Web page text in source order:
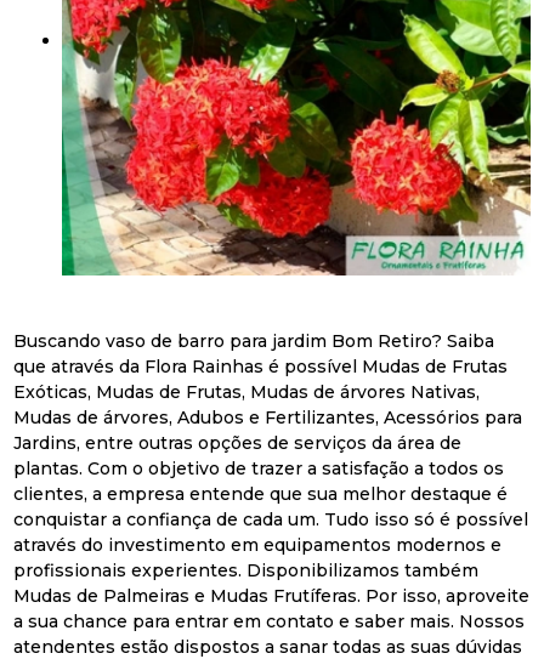
Buscando vaso de barro para jardim Bom Retiro? Saiba
que através da Flora Rainhas é possível Mudas de Frutas
Exóticas, Mudas de Frutas, Mudas de árvores Nativas,
Mudas de árvores, Adubos e Fertilizantes, Acessórios para
Jardins, entre outras opções de serviços da área de
plantas. Com o objetivo de trazer a satisfação a todos os
clientes, a empresa entende que sua melhor destaque é
conquistar a confiança de cada um. Tudo isso só é possível
através do investimento em equipamentos modernos e
profissionais experientes. Disponibilizamos também
Mudas de Palmeiras e Mudas Frutíferas. Por isso, aproveite
a sua chance para entrar em contato e saber mais. Nossos
atendentes estão dispostos a sanar todas as suas dúvidas